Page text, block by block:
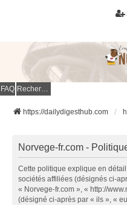
FAQ Rechercher
https://dailydigesthub.com
Norvege-fr.com -
Cette politique explique en
sociétés affiliées (désignés ci-
« Norvege-fr.com », « http://
(désigné ci-après par « ils », «